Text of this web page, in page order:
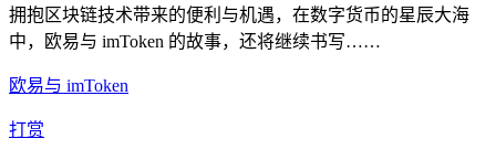
拥抱区块链技术带来的便利与机遇，在数字货币的星辰大海
中，欧易与 imToken 的故事，还将继续书写……
欧易与 imToken
打赏